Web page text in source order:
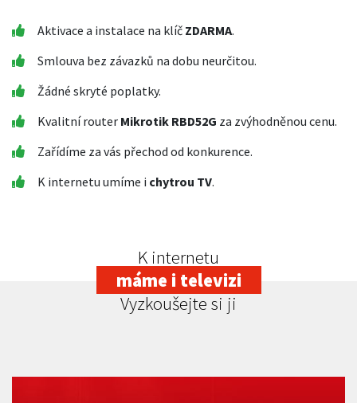
Aktivace a instalace na klíč ZDARMA.
Smlouva bez závazků na dobu neurčitou.
Žádné skryté poplatky.
Kvalitní router Mikrotik RBD52G za zvýhodněnou cenu.
Zařídíme za vás přechod od konkurence.
K internetu umíme i chytrou TV.
K internetu
máme i televizi
Vyzkoušejte si ji